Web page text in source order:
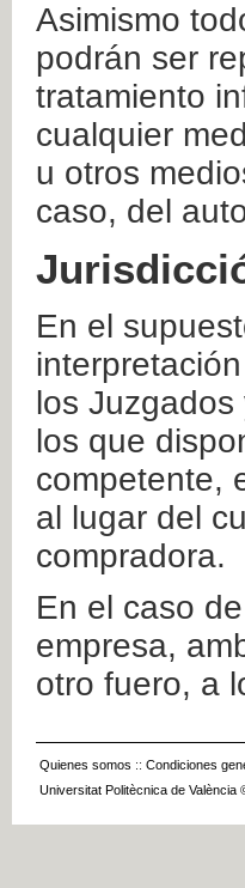
Asimismo
podrán ser
tratamiento
cualquier
u otros
caso, del
En el
los
los que
competente,
al lugar del
compradora.
En el caso
empresa,
otro fuero, a
Quienes somos :: Condiciones
Universitat Politècnica de València